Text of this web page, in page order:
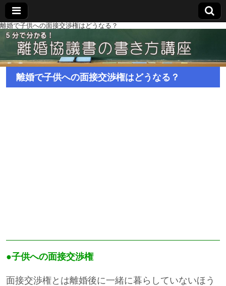
離婚で子供への面接交渉権はどうなる？
離婚で子供への面接交渉権はどうなる？
●子供への面接交渉権
面接交渉権とは離婚後に一緒に暮らしていないほう